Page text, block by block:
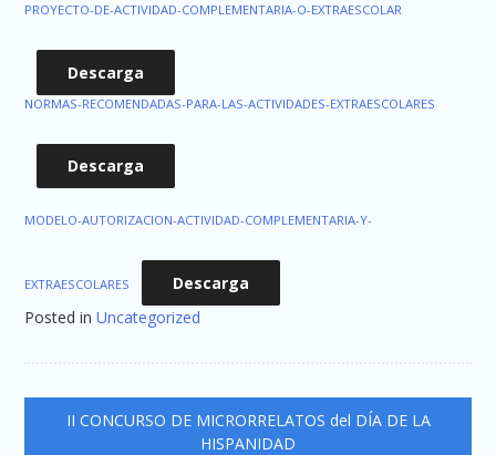
PROYECTO-DE-ACTIVIDAD-COMPLEMENTARIA-O-EXTRAESCOLAR
Descarga
NORMAS-RECOMENDADAS-PARA-LAS-ACTIVIDADES-EXTRAESCOLARES
Descarga
MODELO-AUTORIZACION-ACTIVIDAD-COMPLEMENTARIA-Y-
EXTRAESCOLARES
Descarga
Posted inUncategorized
Navegación
II CONCURSO DE MICRORRELATOS del DÍA DE LA
HISPANIDAD